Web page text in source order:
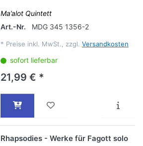
Ma’alot Quintett
Art.-Nr.
MDG 345 1356-2
* Preise inkl. MwSt., zzgl. Versandkosten
sofort lieferbar
21,99 € *
Rhapsodies - Werke für Fagott solo